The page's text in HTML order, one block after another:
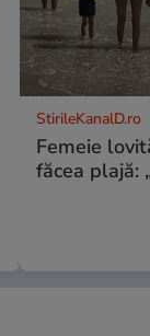
StirileKanalD.ro
Femeie
făcea plajă: